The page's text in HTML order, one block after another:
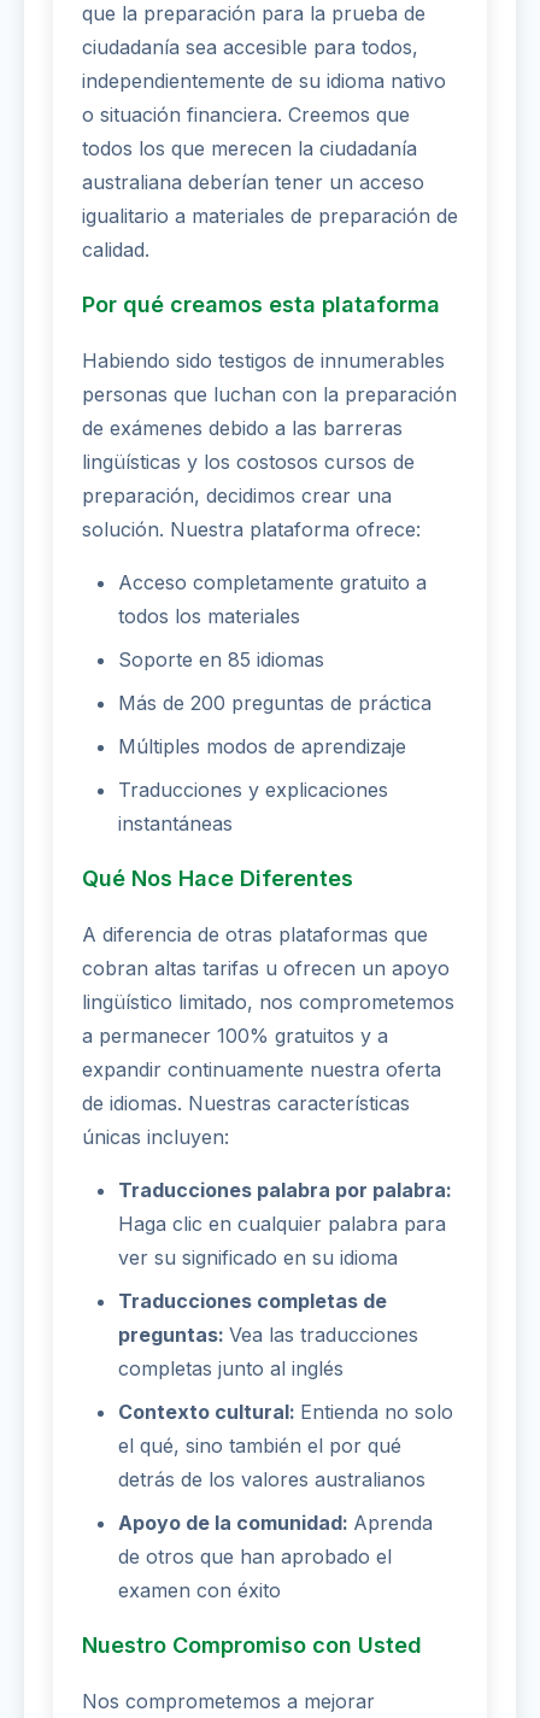
que la preparación para la prueba de
ciudadanía sea accesible para todos,
independientemente de su idioma nativo
o situación financiera. Creemos que
todos los que merecen la ciudadanía
australiana deberían tener un acceso
igualitario a materiales de preparación de
calidad.
Por qué creamos esta plataforma
Habiendo sido testigos de innumerables
personas que luchan con la preparación
de exámenes debido a las barreras
lingüísticas y los costosos cursos de
preparación, decidimos crear una
solución. Nuestra plataforma ofrece:
Acceso completamente gratuito a
todos los materiales
Soporte en 85 idiomas
Más de 200 preguntas de práctica
Múltiples modos de aprendizaje
Traducciones y explicaciones
instantáneas
Qué Nos Hace Diferentes
A diferencia de otras plataformas que
cobran altas tarifas u ofrecen un apoyo
lingüístico limitado, nos comprometemos
a permanecer 100% gratuitos y a
expandir continuamente nuestra oferta
de idiomas. Nuestras características
únicas incluyen:
Traducciones palabra por palabra:
Haga clic en cualquier palabra para
ver su significado en su idioma
Traducciones completas de
preguntas: Vea las traducciones
completas junto al inglés
Contexto cultural: Entienda no solo
el qué, sino también el por qué
detrás de los valores australianos
Apoyo de la comunidad: Aprenda
de otros que han aprobado el
examen con éxito
Nuestro Compromiso con Usted
Nos comprometemos a mejorar